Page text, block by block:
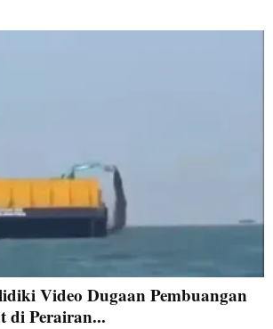
Video Dugaan Pembuangan
di Perairan...